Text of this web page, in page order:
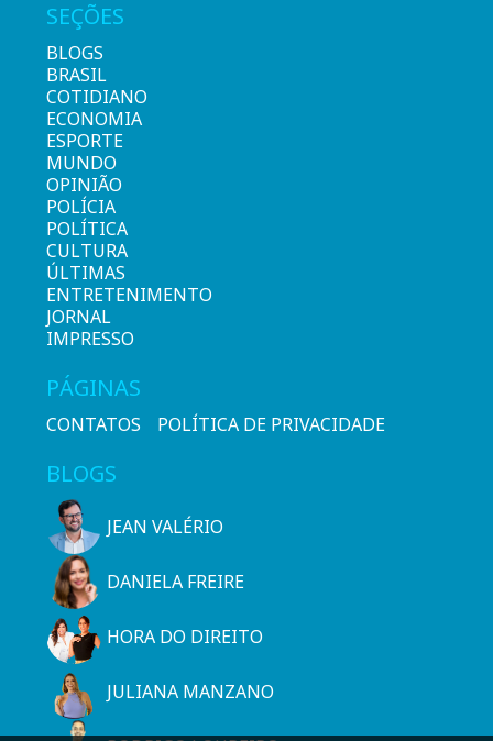
SEÇÕES
BLOGS
BRASIL
COTIDIANO
ECONOMIA
ESPORTE
MUNDO
OPINIÃO
POLÍCIA
POLÍTICA
CULTURA
ÚLTIMAS
ENTRETENIMENTO
JORNAL
IMPRESSO
PÁGINAS
CONTATOS POLÍTICA DE PRIVACIDADE
BLOGS
JEAN VALÉRIO
DANIELA FREIRE
HORA DO DIREITO
JULIANA MANZANO